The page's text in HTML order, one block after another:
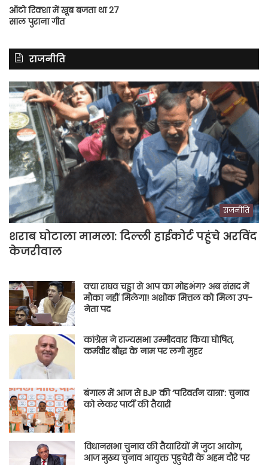
ऑटो रिक्शा में खूब बजता था 27
साल पुराना गीत
राजनीति
राजनीति
शराब घोटाला मामला: दिल्ली हाईकोर्ट पहुंचे अरविंद
केजरीवाल
क्या राघव चड्ढा से आप का मोहभंग? अब संसद में
मौका नहीं मिलेगा! अशोक मित्तल को मिला उप-
नेता पद
कांग्रेस ने राज्यसभा उम्मीदवार किया घोषित,
कर्मवीर बौद्ध के नाम पर लगी मुहर
बंगाल में आज से BJP की ‘परिवर्तन यात्रा’: चुनाव
को लेकर पार्टी की तैयारी
विधानसभा चुनाव की तैयारियों में जुटा आयोग,
आज मुख्य चुनाव आयुक्त पुडुचेरी के अहम दौरे पर